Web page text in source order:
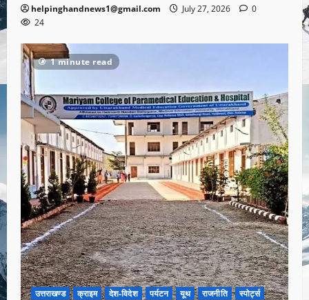
helpinghandnews1@gmail.com July 27, 2026
0
24
1 minute read
उत्तराखण्ड क्राइम देश-विदेश पर्यटन यूथ राजनीति स्पोर्ट्स